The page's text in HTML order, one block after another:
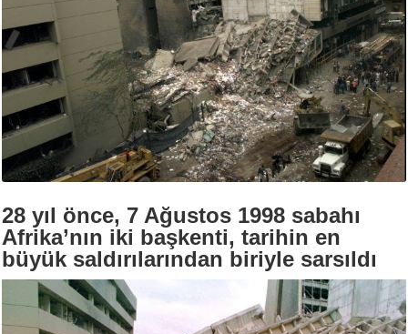
28 yıl önce, 7 Ağustos 1998 sabahı
Afrika’nın iki başkenti, tarihin en
büyük saldırılarından biriyle sarsıldı